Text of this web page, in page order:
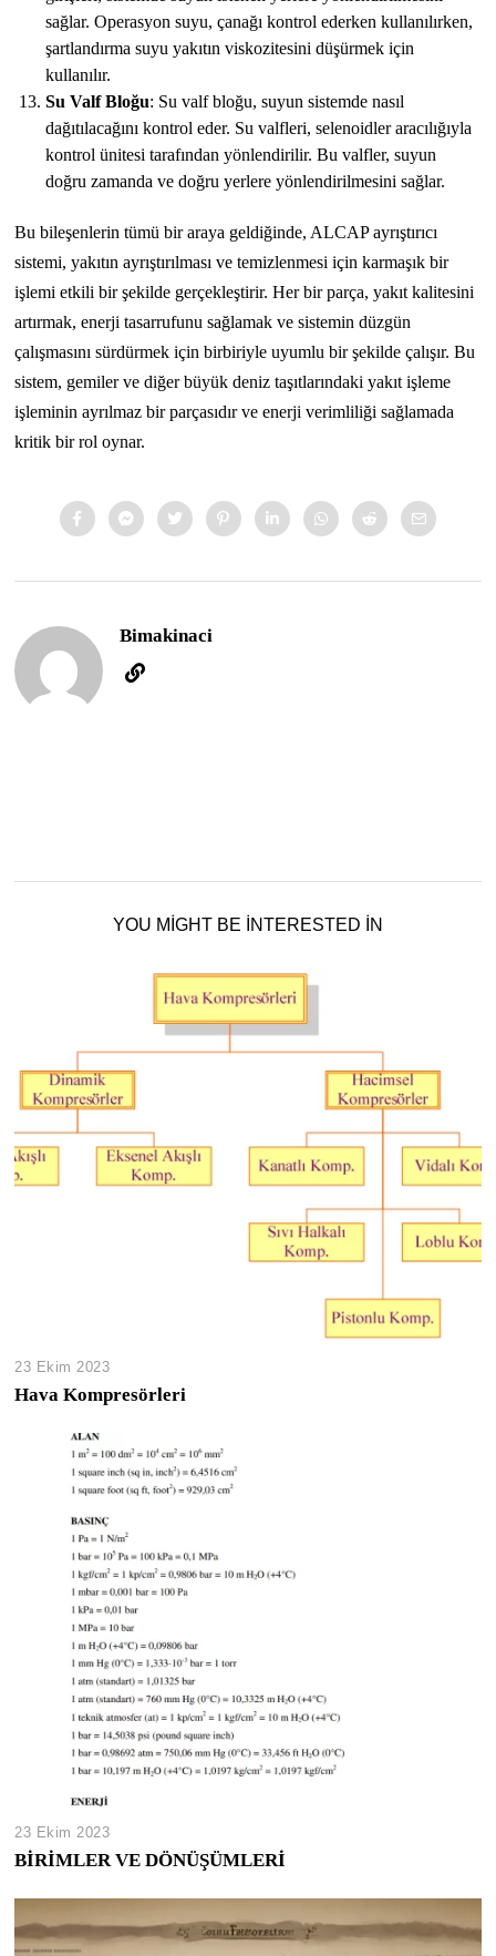
sağlar. Operasyon suyu, çanağı kontrol ederken kullanılırken,
şartlandırma suyu yakıtın viskozitesini düşürmek için
kullanılır.
Su Valf Bloğu: Su valf bloğu, suyun sistemde nasıl
dağıtılacağını kontrol eder. Su valfleri, selenoidler aracılığıyla
kontrol ünitesi tarafından yönlendirilir. Bu valfler, suyun
doğru zamanda ve doğru yerlere yönlendirilmesini sağlar.
Bu bileşenlerin tümü bir araya geldiğinde, ALCAP ayrıştırıcı
sistemi, yakıtın ayrıştırılması ve temizlenmesi için karmaşık bir
işlemi etkili bir şekilde gerçekleştirir. Her bir parça, yakıt kalitesini
artırmak, enerji tasarrufunu sağlamak ve sistemin düzgün
çalışmasını sürdürmek için birbiriyle uyumlu bir şekilde çalışır. Bu
sistem, gemiler ve diğer büyük deniz taşıtlarındaki yakıt işleme
işleminin ayrılmaz bir parçasıdır ve enerji verimliliği sağlamada
kritik bir rol oynar.
Bimakinaci
YOU MIGHT BE INTERESTED IN
23 Ekim 2023
Hava Kompresörleri
23 Ekim 2023
BİRİMLER VE DÖNÜŞÜMLERİ